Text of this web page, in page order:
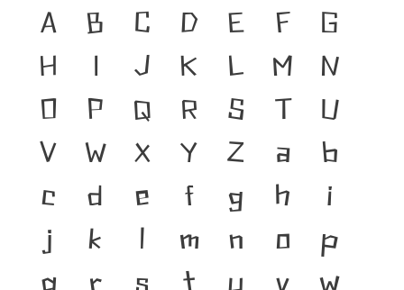
A B C D E F
G
H
I J K L M
N
O
P Q R S T
U
V
W X Y Z a
b
c
d e f g h
i
j
k l m n o
p
q
r s t u v
w